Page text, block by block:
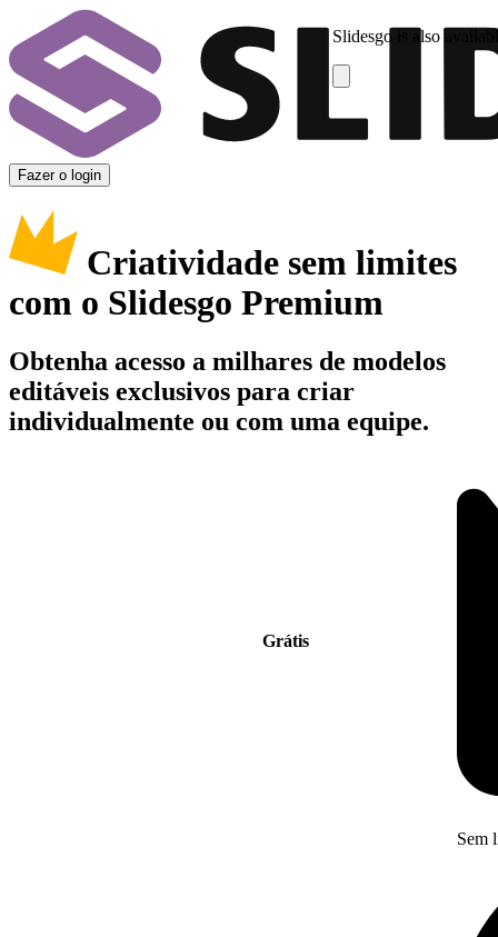
Slidesgo is also
Fazer o login
Criatividade sem limites
com o Slidesgo Premium
Obtenha acesso a milhares de modelos
editáveis exclusivos para criar
individualmente ou com uma equipe.
Grátis
Sem